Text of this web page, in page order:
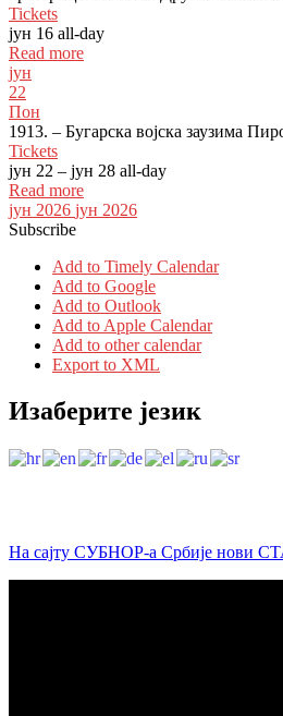
Tickets
јун 16 all-day
Read more
јун
22
Пон
1913. – Бугарска војска заузима
Tickets
јун 22 – јун 28 all-day
Read more
јун 2026 јун 2026
Subscribe
Add to Timely Calendar
Add to Google
Add to Outlook
Add to Apple Calendar
Add to other calendar
Export to XML
Изаберите језик
На сајту СУБНОР-а Србије нови